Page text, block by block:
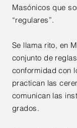
Masónicos que
“regulares”.
Se llama rito, en
conjunto de
conformidad con
practican las
comunican las
grados.